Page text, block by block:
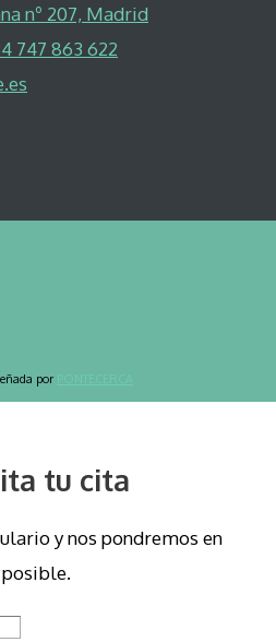
nº 207, Madrid
747 863 622
por
tu cita
y nos pondremos en